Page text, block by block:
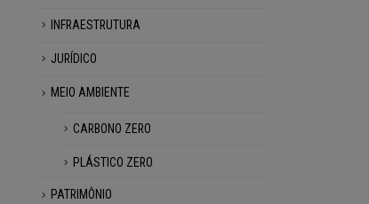
INFRAESTRUTURA
JURÍDICO
MEIO AMBIENTE
CARBONO ZERO
PLÁSTICO ZERO
PATRIMÔNIO